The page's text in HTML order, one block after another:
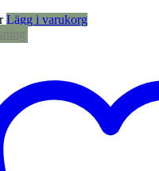
Lägg i varukorg